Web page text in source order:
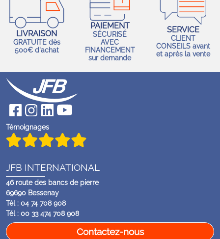
LIVRAISON
GRATUITE dès
500€ d'achat
PAIEMENT
SÉCURISÉ
AVEC
FINANCEMENT
sur demande
SERVICE
CLIENT
CONSEILS avant
et après la vente
Témoignages
JFB INTERNATIONAL
46 route des bancs de pierre
69690 Bessenay
Tél : 04 74 708 908
Tél : 00 33 474 708 908
Contactez-nous